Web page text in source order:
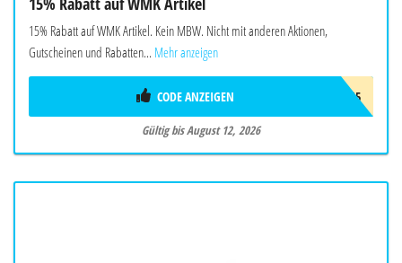
15% Rabatt auf WMK Artikel. Kein MBW. Nicht mit anderen Aktionen,
Gutscheinen und Rabatten... Mehr anzeigen
W-WMK-15
CODE ANZEIGEN
Gültig bis August 12, 2026